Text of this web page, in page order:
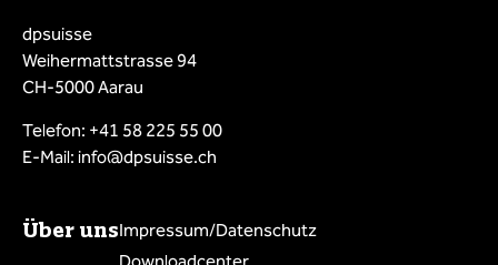
dpsuisse
Weihermattstrasse 94
CH-5000 Aarau
Telefon: +41 58 225 55 00
E-Mail: info@dpsuisse.ch
Über unsImpressum/Datenschutz